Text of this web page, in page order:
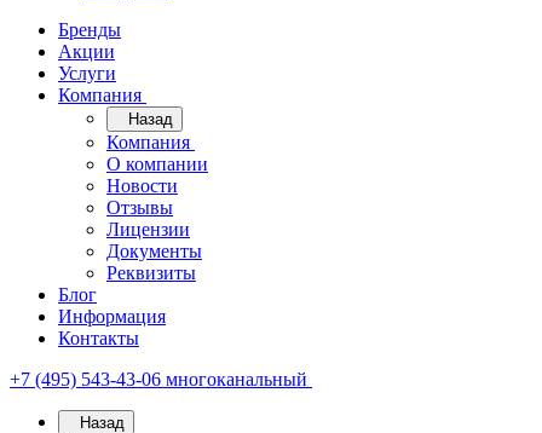
Бренды
Акции
Услуги
Компания
Назад
Компания
О компании
Новости
Отзывы
Лицензии
Документы
Реквизиты
Блог
Информация
Контакты
+7 (495) 543-43-06 многоканальный
Назад